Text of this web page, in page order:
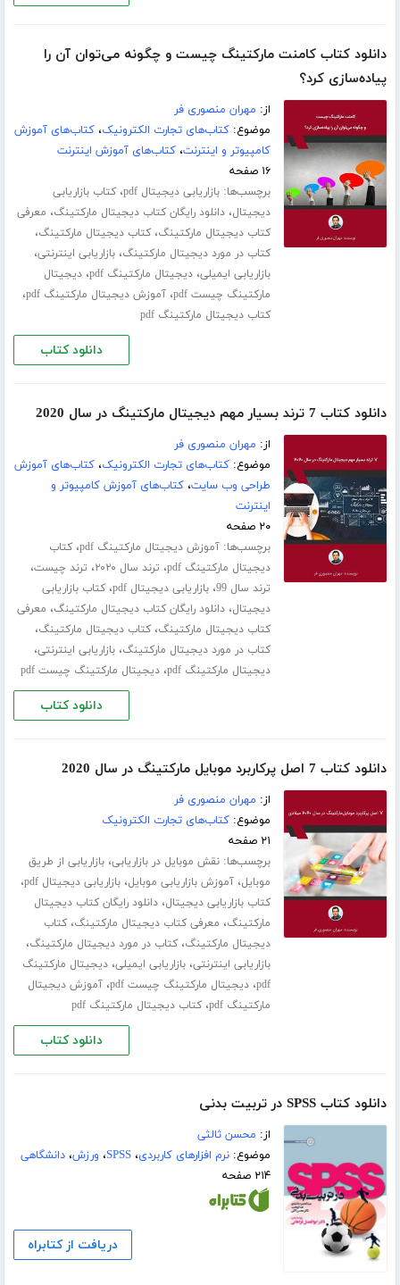
دانلود کتاب کامنت مارکتینگ چیست و چگونه می‌توان آن را
پیاده‌سازی کرد؟
از: مهران منصوری فر
موضوع:کتاب‌های تجارت الکترونیک،کتاب‌های آموزش
کامپیوتر و اینترنت،کتاب‌های آموزش اینترنت
۱۶ صفحه
برچسب‌ها:بازاریابی دیجیتال pdf ،کتاب بازاریابی
دیجیتال،دانلود رایگان کتاب دیجیتال مارکتینگ، معرفی
کتاب دیجیتال مارکتینگ،کتاب دیجیتال مارکتینگ،
کتاب در مورد دیجیتال مارکتینگ،بازاریابی اینترنتی،
بازاریابی ایمیلی،دیجیتال مارکتینگ pdf ،دیجیتال
مارکتینگ چیست pdf
،آموزش دیجیتال مارکتینگ pdf ،
کتاب دیجیتال مارکتینگ pdf
دانلود کتاب
دانلود کتاب 7 ترند بسیار مهم دیجیتال مارکتینگ در سال 2020
از: مهران منصوری فر
موضوع:کتاب‌های تجارت الکترونیک،کتاب‌های آموزش
طراحی وب سایت،کتاب‌های آموزش کامپیوتر و
اینترنت
۲۰ صفحه
برچسب‌ها:آموزش دیجیتال مارکتینگ pdf ،کتاب
دیجیتال مارکتینگ pdf
، ترند سال ۲۰۲۰ ، ترند چیست،
ترند سال 99 ،بازاریابی دیجیتال pdf ،کتاب بازاریابی
دیجیتال،دانلود رایگان کتاب دیجیتال مارکتینگ، معرفی
کتاب دیجیتال مارکتینگ،کتاب دیجیتال مارکتینگ،
کتاب در مورد دیجیتال مارکتینگ،بازاریابی اینترنتی،
دیجیتال مارکتینگ pdf ،دیجیتال مارکتینگ چیست pdf
دانلود کتاب
دانلود کتاب 7 اصل پرکاربرد موبایل مارکتینگ در سال 2020
از: مهران منصوری فر
موضوع:کتاب‌های تجارت الکترونیک
۲۱ صفحه
برچسب‌ها:نقش موبایل در بازاریابی،بازاریابی از طریق
موبایل،آموزش بازاریابی موبایل،بازاریابی دیجیتال pdf ،
کتاب بازاریابی دیجیتال،دانلود رایگان کتاب دیجیتال
مارکتینگ، معرفی کتاب دیجیتال مارکتینگ،کتاب
دیجیتال مارکتینگ،کتاب در مورد دیجیتال مارکتینگ،
بازاریابی اینترنتی،بازاریابی ایمیلی،دیجیتال مارکتینگ
pdf،دیجیتال مارکتینگ چیست pdf ،آموزش دیجیتال
مارکتینگ pdf
،کتاب دیجیتال مارکتینگ pdf
دانلود کتاب
دانلود کتاب SPSS در تربیت بدنی
از: محسن ثالثی
موضوع:نرم افزارهای کاربردی،SPSS، ورزش،دانشگاهی
۲۱۴ صفحه
دریافت از کتابراه